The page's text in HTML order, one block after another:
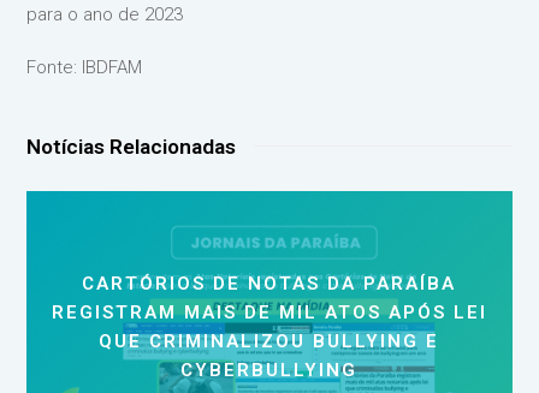
para o ano de 2023
Fonte: IBDFAM
Notícias Relacionadas
CARTÓRIOS DE NOTAS DA PARAÍBA
REGISTRAM MAIS DE MIL ATOS APÓS LEI
QUE CRIMINALIZOU BULLYING E
CYBERBULLYING